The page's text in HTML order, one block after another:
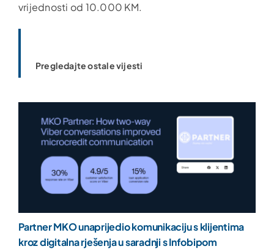
vrijednosti od 10.000 KM.
Pregledajte ostale vijesti
Partner MKO unaprijedio komunikaciju s klijentima
kroz digitalna rješenja u saradnji s Infobipom